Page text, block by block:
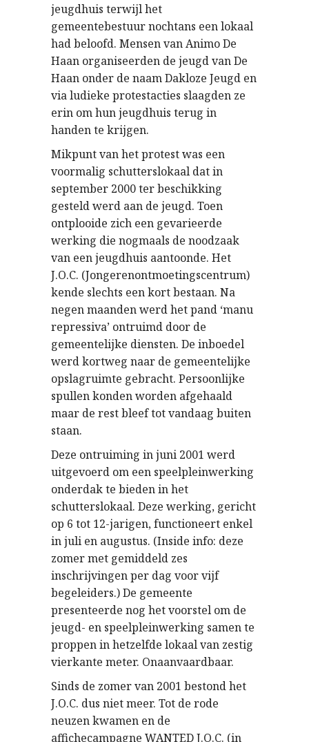
jeugdhuis terwijl het
gemeentebestuur nochtans een lokaal
had beloofd. Mensen van Animo De
Haan organiseerden de jeugd van De
Haan onder de naam Dakloze Jeugd en
via ludieke protestacties slaagden ze
erin om hun jeugdhuis terug in
handen te krijgen.
Mikpunt van het protest was een
voormalig schutterslokaal dat in
september 2000 ter beschikking
gesteld werd aan de jeugd. Toen
ontplooide zich een gevarieerde
werking die nogmaals de noodzaak
van een jeugdhuis aantoonde. Het
J.O.C. (Jongerenontmoetingscentrum)
kende slechts een kort bestaan. Na
negen maanden werd het pand ‘manu
repressiva’ ontruimd door de
gemeentelijke diensten. De inboedel
werd kortweg naar de gemeentelijke
opslagruimte gebracht. Persoonlijke
spullen konden worden afgehaald
maar de rest bleef tot vandaag buiten
staan.
Deze ontruiming in juni 2001 werd
uitgevoerd om een speelpleinwerking
onderdak te bieden in het
schutterslokaal. Deze werking, gericht
op 6 tot 12-jarigen, functioneert enkel
in juli en augustus. (Inside info: deze
zomer met gemiddeld zes
inschrijvingen per dag voor vijf
begeleiders.) De gemeente
presenteerde nog het voorstel om de
jeugd- en speelpleinwerking samen te
proppen in hetzelfde lokaal van zestig
vierkante meter. Onaanvaardbaar.
Sinds de zomer van 2001 bestond het
J.O.C. dus niet meer. Tot de rode
neuzen kwamen en de
affichecampagne WANTED J.O.C. (in